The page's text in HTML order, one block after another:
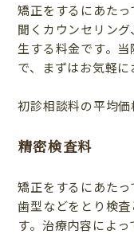
矯正をするにあた
聞くカウンセリン
生する料金です。
で、まずはお気軽に
初診相談料の平均価
精密検査料
矯正をするにあたっ
歯型などをとり検
す。治療内容によ